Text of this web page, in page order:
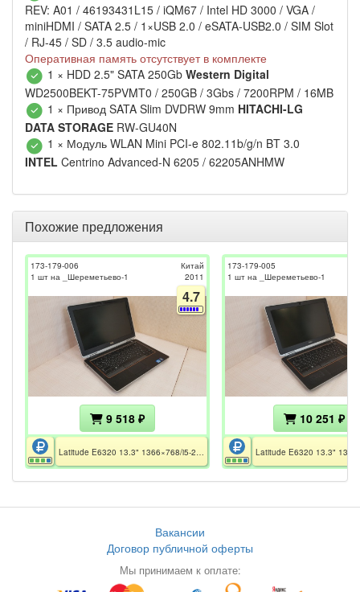
REV: A01 / 46193431L15 / iQM67 / Intel HD 3000 / VGA /
miniHDMI / SATA 2.5 / 1×USB 2.0 / eSATA-USB2.0 / SIM Slot
/ RJ-45 / SD / 3.5 audio-mic
Оперативная память отсутствует в комплекте
1 × HDD 2.5" SATA 250Gb Western Digital
WD2500BEKT-75PVMT0 / 250GB / 3Gbs / 7200RPM / 16MB
1 × Привод SATA Slim DVDRW 9mm HITACHI-LG
DATA STORAGE RW-GU40N
1 × Модуль WLAN Mini PCI-e 802.11b/g/n BT 3.0
INTEL Centrino Advanced-N 6205 / 62205ANHMW
Похожие предложения
173-179-006
1 шт на _Шереметьево-1
Китай
2011
4.7
9 518 ₽
Latitude E6320 13.3" 1366×768/i5-2520M/noRAM/250GB HDD/iHD3000/WiFi+BT/без АКБ и БП
173-179-005
1 шт на _Шереметьево-1
10 251 ₽
Вакансии
Договор публичной оферты
Мы принимаем к оплате: